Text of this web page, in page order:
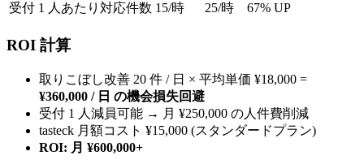
受付 1 人あたり対応件数 15/時 25/時 67% UP
ROI 計算
取りこぼし改善 20 件 / 日 × 平均単価 ¥18,000 =
¥360,000 / 日 の機会損失回避
受付 1 人減員可能 → 月 ¥250,000 の人件費削減
tasteck 月額コスト ¥15,000 (スタンダードプラン)
ROI: 月 ¥600,000+